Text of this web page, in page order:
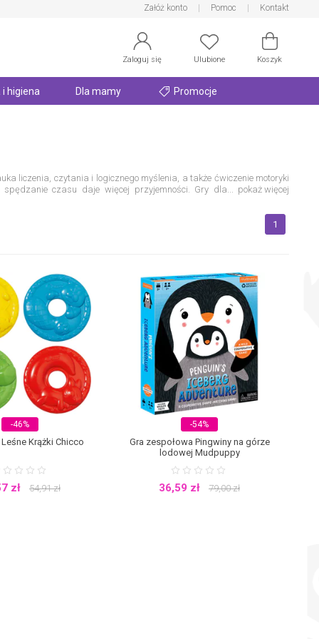
Załóż konto Pomoc Kontakt
Zaloguj się Ulubione Koszyk
i higiena Dla mamy Promocje
... pokaż więcej
liczenia, czytania i logicznego myślenia, a także ćwiczenie motoryki
czasu daje więcej przyjemności. Gry dla
czy przewracaniu plastikowych kręgli. Maluchy mogą bawić
elementy do innych zabaw. Kolorowe części i przyjazna
maluch ma przede wszystkim nauczyć się
przyczyn i skutków.
Proste gry planszowe dla przedszkolaków
dla przedszkolaków
polegają na łączeniu pasujących elementów,
planszówki uczą dzieci w wieku przedszkolnym wspólnej zabawy,
są tytuły, które uczą podstaw liczenia i czytania, dzięki czemu w
skuteczna. Twoje dziecko będzie stymulowało korę mózgową,
wysoka, pomimo upływu lat. Wśród najczęściej wybieranych gier
wersji dla młodszych i starszych graczy. Kultowe planszówki są
sobie własne dzieciństwo.
Obecnie gry planszowe znowu
domownicy mogą włączyć się w zabawę. Będzie to radosny
bliżsi.
Zabawa w czasie podróży Wśród gier planszowych dla dzieci
dzieci, lecz gry towarzyskie sprawiają, że podróż minie szybciej,
dzięki czemu mieszczą się nawet w małej torebce lub plecaku
Mudpuppy, Rebel, Trefl i wiele innych.
1
-46%
Krążki Chicco
zł 54,91zł
-54%
Gra zespołowa Pingwiny na górze
lodowej Mudpuppy
36,59 zł 79,00zł